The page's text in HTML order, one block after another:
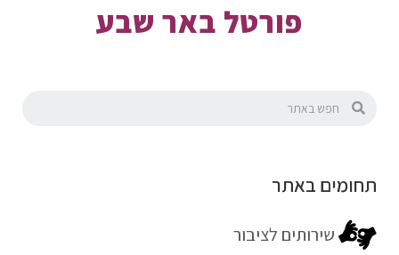
פורטל באר שבע
תחומים באתר
שירותים לציבור